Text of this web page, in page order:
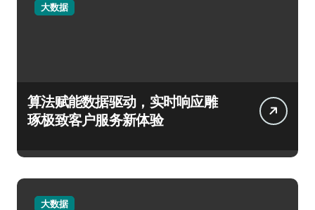
大数据
算法赋能数据驱动，实时响应雕
琢极致客户服务新体验
大数据